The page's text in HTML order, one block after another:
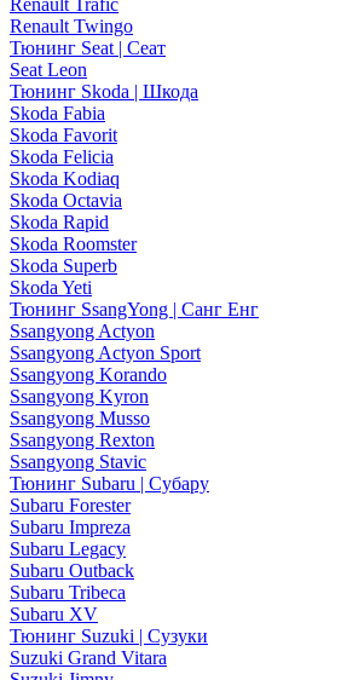
Renault Trafic
Renault Twingo
Тюнинг Seat | Сеат
Seat Leon
Тюнинг Skoda | Шкода
Skoda Fabia
Skoda Favorit
Skoda Felicia
Skoda Kodiaq
Skoda Octavia
Skoda Rapid
Skoda Roomster
Skoda Superb
Skoda Yeti
Тюнинг SsangYong | Санг Енг
Ssangyong Actyon
Ssangyong Actyon Sport
Ssangyong Korando
Ssangyong Kyron
Ssangyong Musso
Ssangyong Rexton
Ssangyong Stavic
Тюнинг Subaru | Субару
Subaru Forester
Subaru Impreza
Subaru Legacy
Subaru Outback
Subaru Tribeca
Subaru XV
Тюнинг Suzuki | Сузуки
Suzuki Grand Vitara